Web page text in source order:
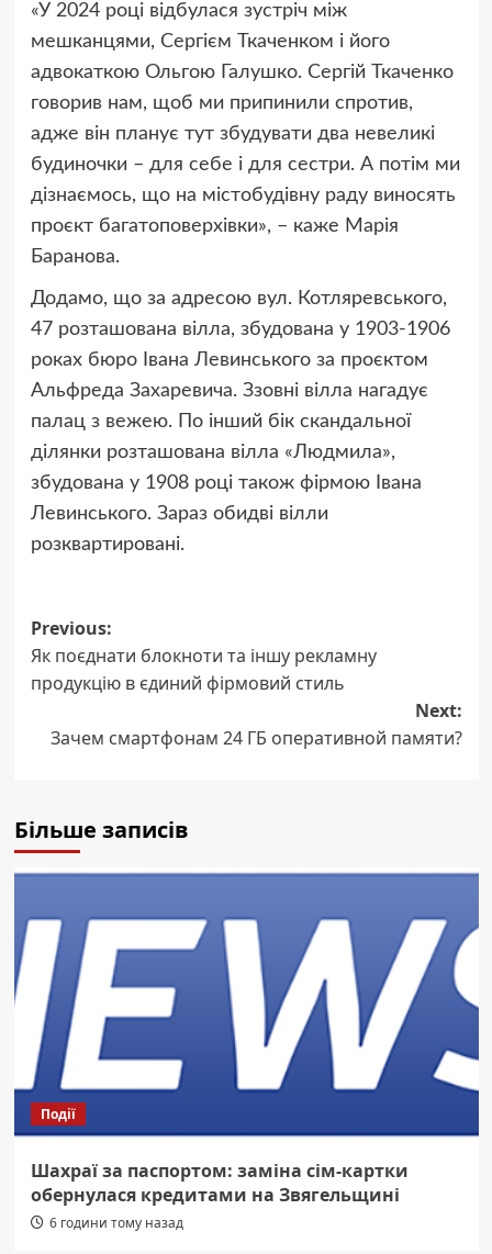
«У 2024 році відбулася зустріч між
мешканцями, Сергієм Ткаченком і його
адвокаткою Ольгою Галушко. Сергій Ткаченко
говорив нам, щоб ми припинили спротив,
адже він планує тут збудувати два невеликі
будиночки – для себе і для сестри. А потім ми
дізнаємось, що на містобудівну раду виносять
проєкт багатоповерхівки», – каже Марія
Баранова.
Додамо, що за адресою вул. Котляревського,
47 розташована вілла, збудована у 1903-1906
роках бюро Івана Левинського за проєктом
Альфреда Захаревича. Ззовні вілла нагадує
палац з вежею. По інший бік скандальної
ділянки розташована вілла «Людмила»,
збудована у 1908 році також фірмою Івана
Левинського. Зараз обидві вілли
розквартировані.
Post
navigation
Previous:
Як поєднати блокноти та іншу рекламну
продукцію в єдиний фірмовий стиль
Next:
Зачем смартфонам 24 ГБ оперативной памяти?
Більше записів
Події
Шахраї за паспортом: заміна сім-картки
обернулася кредитами на Звягельщині
6 години тому назад